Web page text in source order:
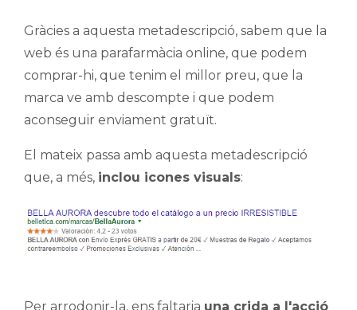
Gràcies a aquesta metadescripció, sabem que la
web és una parafarmàcia online, que podem
comprar-hi, que tenim el millor preu, que la
marca ve amb descompte i que podem
aconseguir enviament gratuït.
El mateix passa amb aquesta metadescripció
que, a més, inclou icones visuals:
Per arrodonir-la, ens faltaria una crida a l'acció